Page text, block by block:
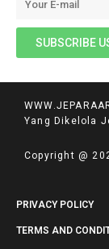
Yang Dikelola
Copyright @
PRIVACY POLICY
TERMS AND